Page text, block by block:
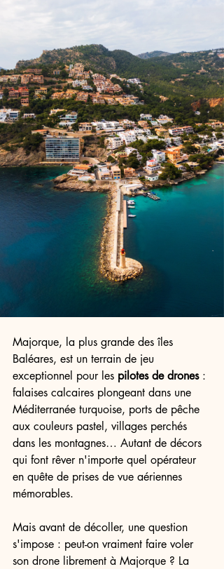
Majorque, la plus grande des îles
Baléares, est un terrain de jeu
exceptionnel pour les pilotes de drones :
falaises calcaires plongeant dans une
Méditerranée turquoise, ports de pêche
aux couleurs pastel, villages perchés
dans les montagnes… Autant de décors
qui font rêver n'importe quel opérateur
en quête de prises de vue aériennes
mémorables.
Mais avant de décoller, une question
s'impose : peut-on vraiment faire voler
son drone librement à Majorque ? La